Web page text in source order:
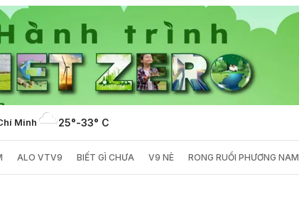
Minh 25°-33° C
ALO VTV9 BIẾT GÌ CHƯA V9 NÈ RONG RUỔI PHƯƠNG NAM